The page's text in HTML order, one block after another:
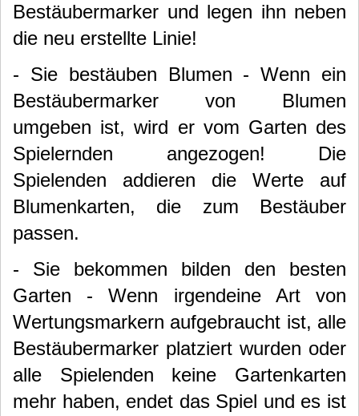
Bestäubermarker und legen ihn neben
die neu erstellte Linie!
- Sie bestäuben Blumen - Wenn ein
Bestäubermarker von Blumen
umgeben ist, wird er vom Garten des
Spielernden angezogen! Die
Spielenden addieren die Werte auf
Blumenkarten, die zum Bestäuber
passen.
- Sie bekommen bilden den besten
Garten - Wenn irgendeine Art von
Wertungsmarkern aufgebraucht ist, alle
Bestäubermarker platziert wurden oder
alle Spielenden keine Gartenkarten
mehr haben, endet das Spiel und es ist